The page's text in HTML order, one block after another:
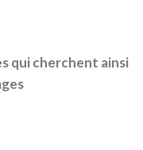
qui cherchent ainsi